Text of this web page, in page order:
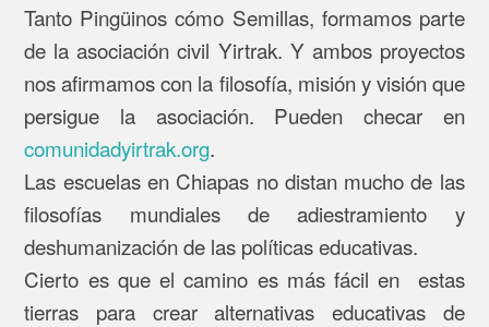
Tanto Pingüinos cómo Semillas, formamos parte
de la asociación civil Yirtrak. Y ambos proyectos
nos afirmamos con la filosofía, misión y visión que
persigue la asociación. Pueden checar en
comunidadyirtrak.org.
Las escuelas en Chiapas no distan mucho de las
filosofías mundiales de adiestramiento y
deshumanización de las políticas educativas.
Cierto es que el camino es más fácil en estas
tierras para crear alternativas educativas de